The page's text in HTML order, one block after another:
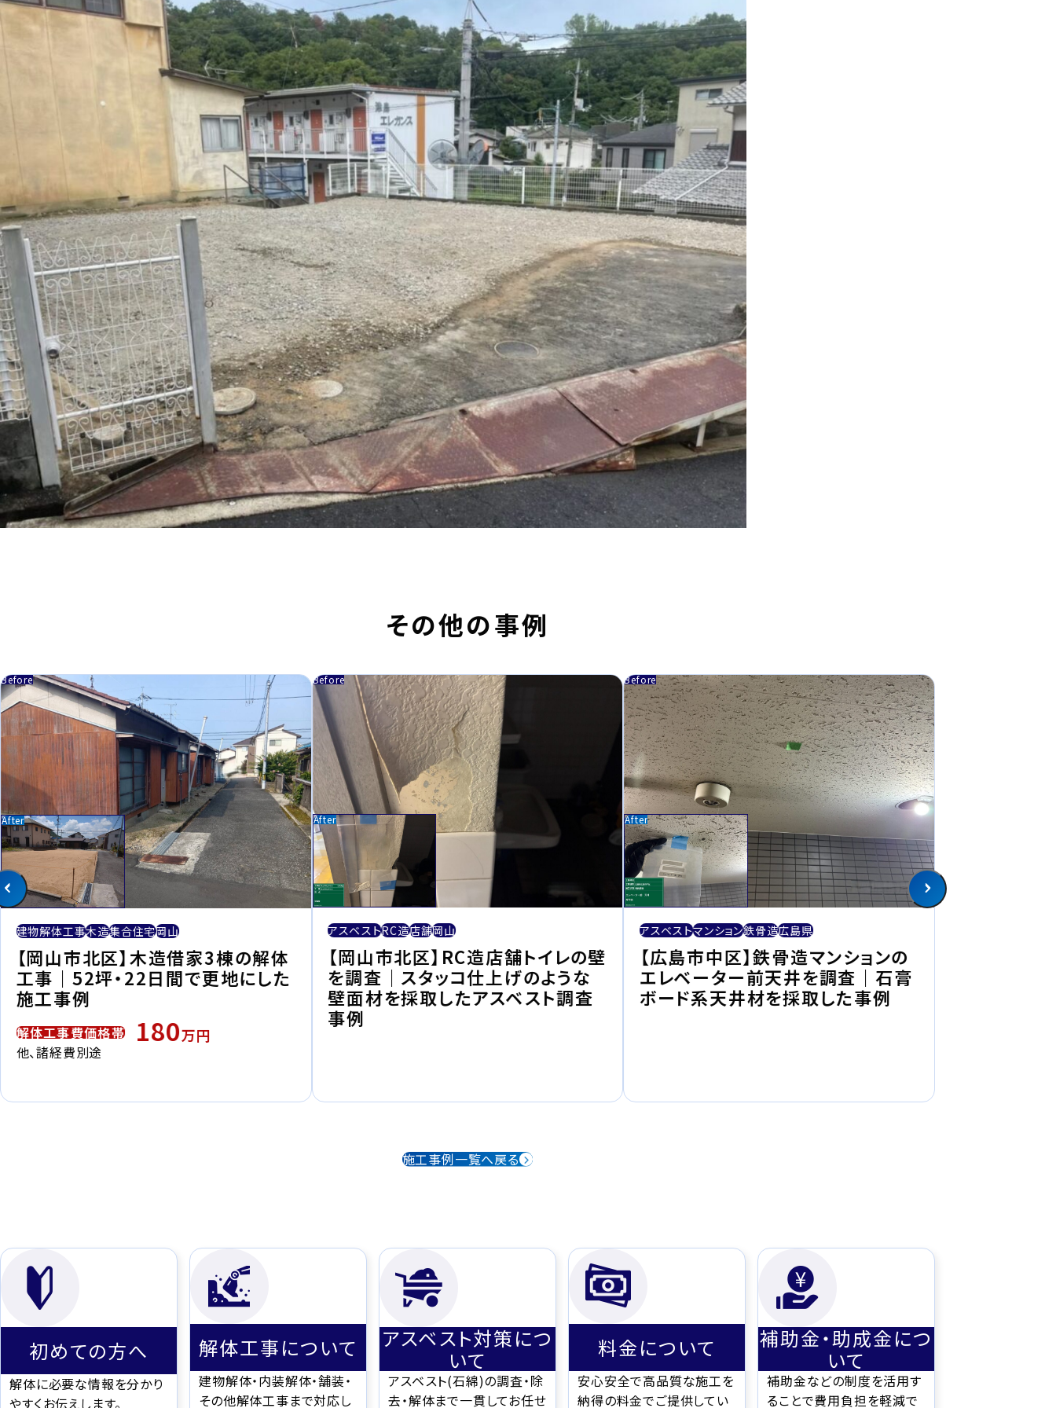
その他の事例
建物解体工事木造集合住宅岡山
【岡山市北区】木造借家3棟の解体
工事｜52坪・22日間で更地にした
施工事例
解体工事費価格帯 180万円
他、諸経費別途
アスベストRC造店舗岡山
【岡山市北区】RC造店舗トイレの壁
を調査｜スタッコ仕上げのような
壁面材を採取したアスベスト調査
事例
アスベストマンション鉄骨造広島県
【広島市中区】鉄骨造マンションの
エレベーター前天井を調査｜石膏
ボード系天井材を採取した事例
施工事例一覧へ戻る
初めての方へ
解体に必要な情報を分かり
やすくお伝えします。
解体工事について
建物解体・内装解体・舗装・
その他解体工事まで対応し
アスベスト対策につ
いて
アスベスト(石綿)の調査・除
去・解体まで一貫してお任せ
料金について
安心安全で高品質な施工を
納得の料金でご提供してい
補助金・助成金につ
いて
補助金などの制度を活用す
ることで費用負担を軽減で